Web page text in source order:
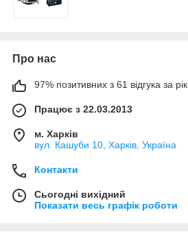
Про нас
97% позитивних з 61 відгука за рік
Працює з 22.03.2013
м. Харків
вул. Кашуби 10, Харків, Україна
Контакти
Сьогодні вихідний
Показати весь графік роботи